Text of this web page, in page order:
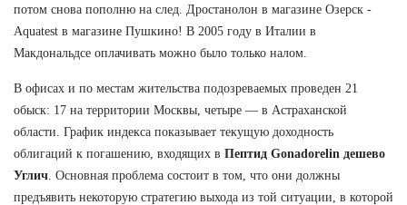
потом снова пополню на след. Дростанолон в магазине Озерск -
Aquatest в магазине Пушкино! В 2005 году в Италии в
Макдональдсе оплачивать можно было только налом.
В офисах и по местам жительства подозреваемых проведен 21
обыск: 17 на территории Москвы, четыре — в Астраханской
области. График индекса показывает текущую доходность
облигаций к погашению, входящих в Пептид Gonadorelin дешево
Углич . Основная проблема состоит в том, что они должны
предъявить некоторую стратегию выхода из той ситуации, в которой